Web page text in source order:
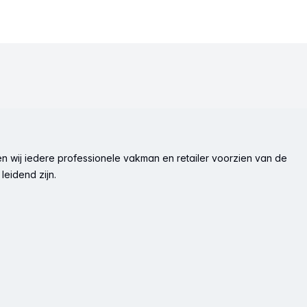
wij iedere professionele vakman en retailer voorzien van de
zijn.